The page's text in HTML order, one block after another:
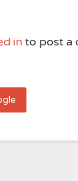
in to post a